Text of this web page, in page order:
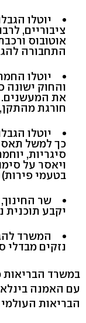
יוטלו
ציבוריים,
אוטובוס
התחבורה
יוטלו
והחוק
את המעשנים.
חורגת
יוטלו
כך למשל
סיגריות,
ויאסר על
בטעמי
שר
יקבע תוכנית
המשרד
נזקים מבדלי
במשרד הבריאות
עם האמנה
הבריאות